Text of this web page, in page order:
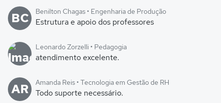
BC Benilton Chagas • Engenharia de Produção
Estrutura e apoio dos professores
Leonardo Zorzelli • Pedagogia
atendimento excelente.
AR Amanda Reis • Tecnologia em Gestão de RH
Todo suporte necessário.